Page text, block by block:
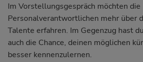
Im Vorstellungsgespräch möchten die
Personalverantwortlichen mehr über
Talente erfahren. Im Gegenzug hast
auch die Chance, deinen möglichen
besser kennenzulernen.